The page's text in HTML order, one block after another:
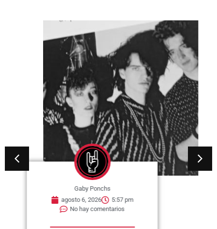
Gaby Ponchs
agosto 6, 2026
5:57 pm
No hay comentarios